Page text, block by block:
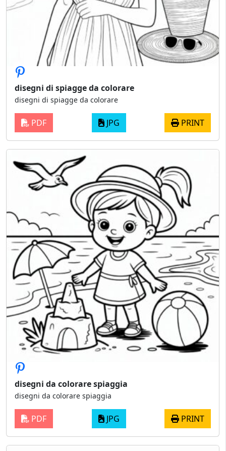
disegni di spiagge da colorare
disegni di spiagge da colorare
PDF JPG PRINT
disegni da colorare spiaggia
disegni da colorare spiaggia
PDF JPG PRINT